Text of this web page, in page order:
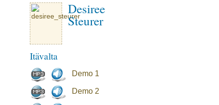
Desiree
Steurer
Itävalta
Demo 1
Demo 2